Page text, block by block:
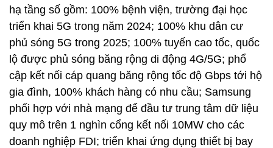
hạ tầng số gồm: 100% bệnh viện, trường đại học
triển khai 5G trong năm 2024; 100% khu dân cư
phủ sóng 5G trong 2025; 100% tuyến cao tốc, quốc
lộ được phủ sóng băng rộng di động 4G/5G; phổ
cập kết nối cáp quang băng rộng tốc độ Gbps tới hộ
gia đình, 100% khách hàng có nhu cầu; Samsung
phối hợp với nhà mạng để đầu tư trung tâm dữ liệu
quy mô trên 1 nghìn cổng kết nối 10MW cho các
doanh nghiệp FDI; triển khai ứng dụng thiết bị bay